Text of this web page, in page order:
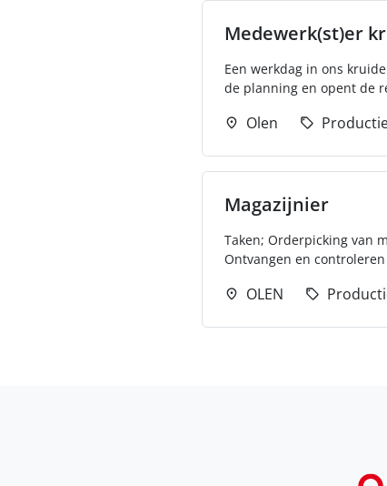
Medewerk(st)er
Een werkdag in ons
de planning en opent de
Olen
Magazijnier
Taken; Orderpicking van
Ontvangen en
OLEN